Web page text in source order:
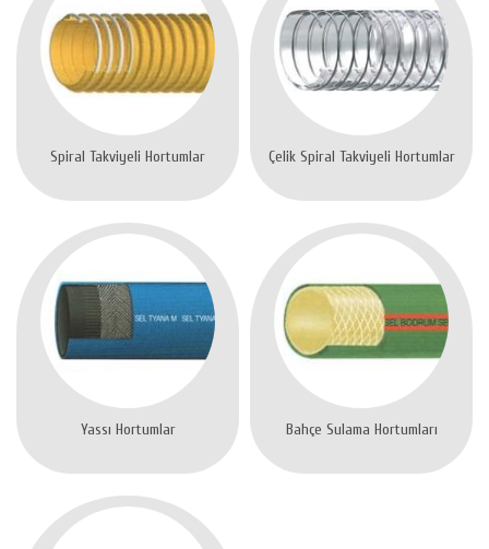
Spiral Takviyeli Hortumlar Çelik Spiral Takviyeli Hortumlar
Yassı Hortumlar Bahçe Sulama Hortumları